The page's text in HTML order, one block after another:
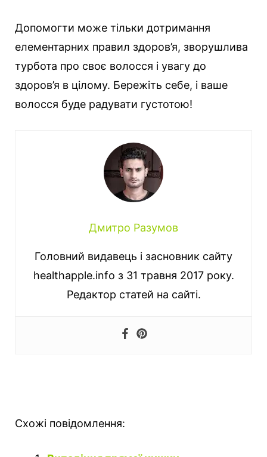
Допомогти може тільки дотримання
елементарних правил здоров’я, зворушлива
турбота про своє волосся і увагу до
здоров’я в цілому. Бережіть себе, і ваше
волосся буде радувати густотою!
Дмитро Разумов
Головний видавець і засновник сайту
healthapple.info з 31 травня 2017 року.
Редактор статей на сайті.
Схожі повідомлення: